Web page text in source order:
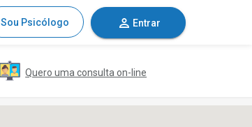
Sou Psicólogo Entrar
Quero uma consulta on-line